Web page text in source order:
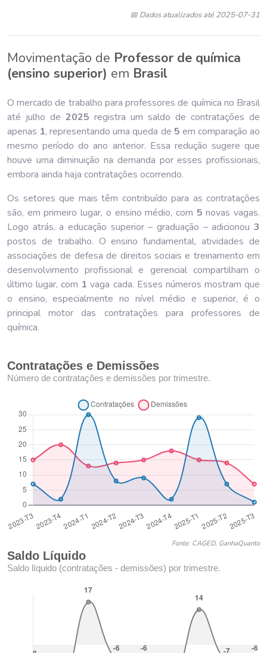
📅 Dados atualizados até 2025-07-31
Movimentação de Professor de química
(ensino superior) em Brasil
O mercado de trabalho para professores de química no Brasil
até julho de 2025 registra um saldo de contratações de
apenas 1, representando uma queda de 5 em comparação ao
mesmo período do ano anterior. Essa redução sugere que
houve uma diminuição na demanda por esses profissionais,
embora ainda haja contratações ocorrendo.
Os setores que mais têm contribuído para as contratações
são, em primeiro lugar, o ensino médio, com 5 novas vagas.
Logo atrás, a educação superior – graduação – adicionou 3
postos de trabalho. O ensino fundamental, atividades de
associações de defesa de direitos sociais e treinamento em
desenvolvimento profissional e gerencial compartilham o
último lugar, com 1 vaga cada. Esses números mostram que
o ensino, especialmente no nível médio e superior, é o
principal motor das contratações para professores de
química.
Contratações e Demissões
Número de contratações e demissões por trimestre.
Fonte: CAGED, GanhaQuanto
Saldo Líquido
Saldo líquido (contratações - demissões) por trimestre.